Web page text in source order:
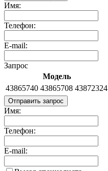
Имя:
Телефон:
E-mail:
Запрос
Модель
43865740 43865708 43872324
Отправить запрос
Имя:
Телефон:
E-mail: